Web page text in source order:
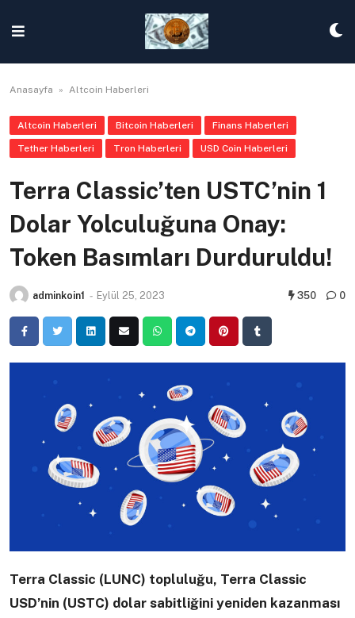
content
Anasayfa » Altcoin Haberleri
Altcoin Haberleri Bitcoin Haberleri Finans Haberleri
Tether Haberleri Tron Haberleri USD Coin Haberleri
Terra Classic’ten USTC’nin 1
Dolar Yolculuğuna Onay:
Token Basımları Durduruldu!
adminkoin1 - Eylül 25, 2023 350 0
Terra Classic (LUNC) topluluğu, Terra Classic
USD’nin (USTC) dolar sabitliğini yeniden kazanması